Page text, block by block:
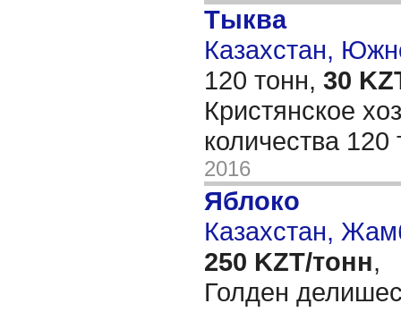
Тыква
Казахстан,
120 тонн, 30
Кристянское
количества
2016
Яблоко
Казахстан,
250 KZT/тонн,
Голден